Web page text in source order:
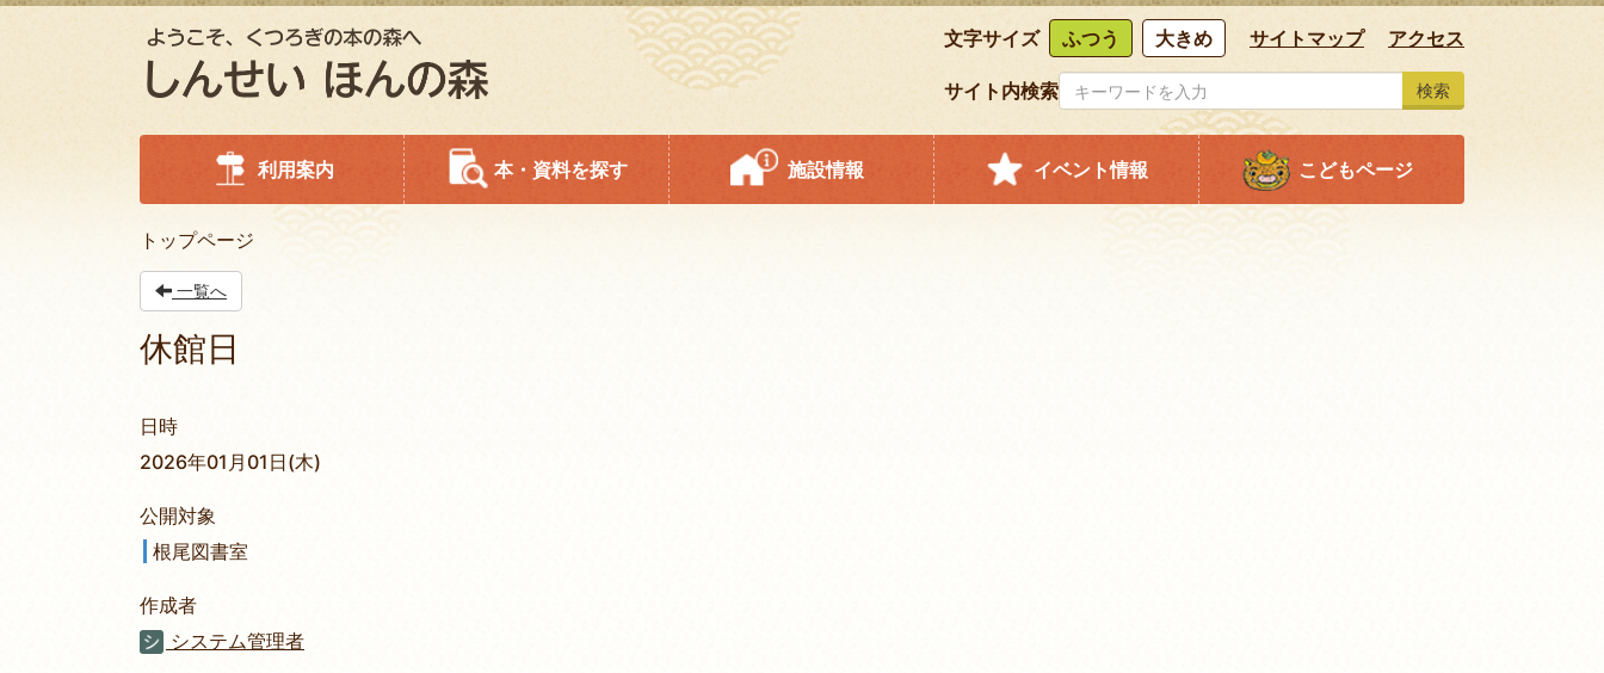
文字サイズ ふつう 大きめ サイトマップ アクセス
サイト内検索 検索
利用案内 本・資料を探す 施設情報 イベント情報 こどもページ
トップページ
一覧へ
休館日
日時
2026年01月01日(木)
公開対象
根尾図書室
作成者
システム管理者